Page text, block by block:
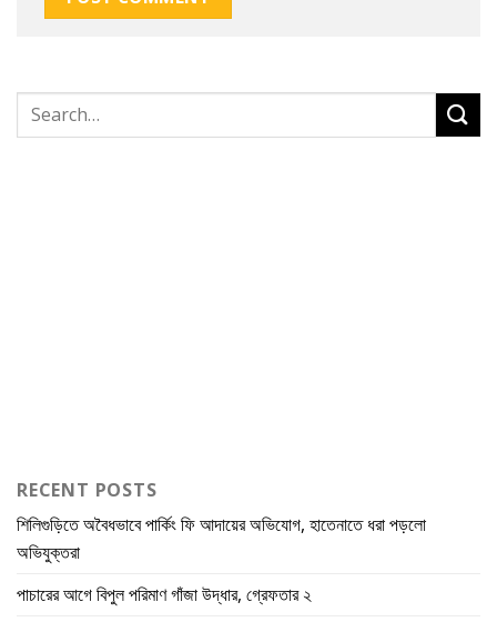
RECENT POSTS
শিলিগুড়িতে অবৈধভাবে পার্কিং ফি আদায়ের অভিযোগ, হাতেনাতে ধরা পড়লো
অভিযুক্তরা
পাচারের আগে বিপুল পরিমাণ গাঁজা উদ্ধার, গ্রেফতার ২